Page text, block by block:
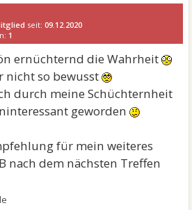
seit:09.12.2020
1
ernüchternd die Wahrheit
nicht so bewusst
durch meine Schüchternheit
geworden
für mein weiteres
nach dem nächsten Treffen